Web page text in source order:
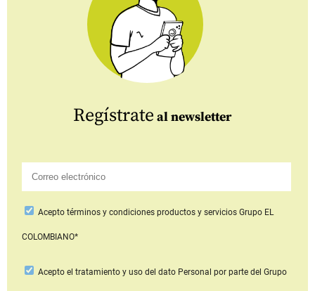
Regístrate al newsletter
Aceptotérminos y condiciones productos y serviciosGrupo EL
COLOMBIANO*
Acepto el tratamiento y uso del dato Personal por parte del Grupo